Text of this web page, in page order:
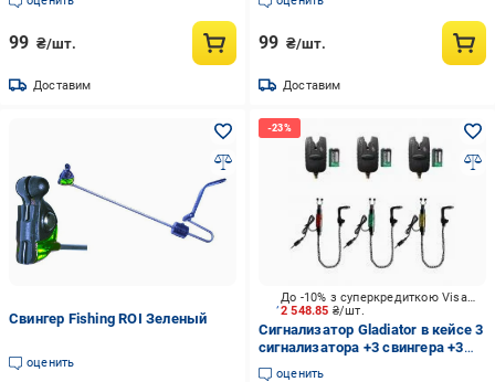
99 ₴/шт.
Доставим
99 ₴/шт.
Доставим
Свингер Fishing ROI Зеленый
оценить
2 548.85 ₴/шт.
До -10% з суперкредиткою Visa Вигода
Сигнализатор Gladiator в кейсе 3
сигнализатора +3 свингера +3
кроны JY-36-3-SW1B
оценить